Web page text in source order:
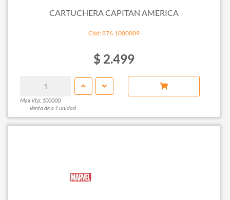
CARTUCHERA CAPITAN AMERICA
Cód: 876.1000009
$ 2.499
Max Vta: 100000
Venta de a 1 unidad